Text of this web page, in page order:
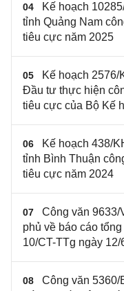
04
Kế hoạch
tỉnh Quảng Nam
tiêu cực năm 2025
05
Kế hoạch
Đầu tư thực hiện
tiêu cực của Bộ Kế
06
Kế hoạch 438/
tỉnh Bình Thuận
tiêu cực năm 2024
07
Công văn 9633/
phủ về báo cáo
10/CT-TTg ngày
08
Công văn 5360/